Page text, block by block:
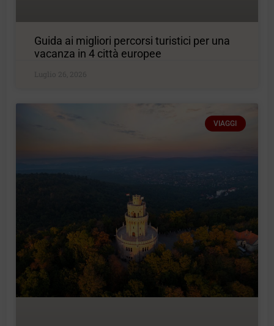
Guida ai migliori percorsi turistici per una
vacanza in 4 città europee
Luglio 26, 2026
VIAGGI